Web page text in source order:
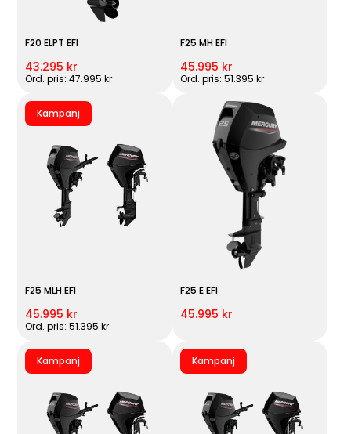
F20 ELPT EFI
43.295 kr
Ord. pris: 47.995 kr
F25 MH EFI
45.995 kr
Ord. pris: 51.395 kr
Kampanj
F25 MLH EFI
45.995 kr
Ord. pris: 51.395 kr
F25 E EFI
45.995 kr
Kampanj Kampanj